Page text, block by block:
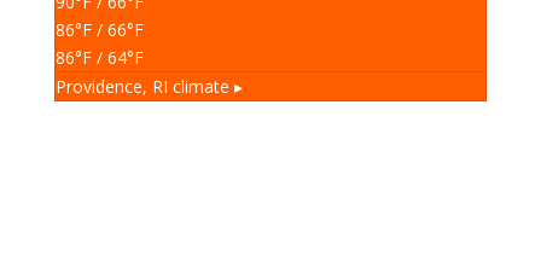
86°F/ 66°F
86°F/ 64°F
Providence, RI climate ▸